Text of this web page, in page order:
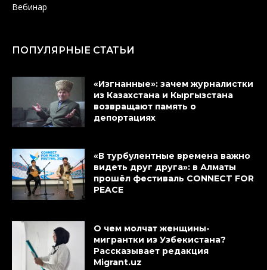
Вебинар
ПОПУЛЯРНЫЕ СТАТЬИ
«Изгнанные»: зачем журналистки
из Казахстана и Кыргызстана
возвращают память о
депортациях
«В турбулентные времена важно
видеть друг друга»: в Алматы
прошёл фестиваль CONNECT FOR
PEACE
О чем молчат женщины-
мигрантки из Узбекистана?
Рассказывает редакция
Migrant.uz